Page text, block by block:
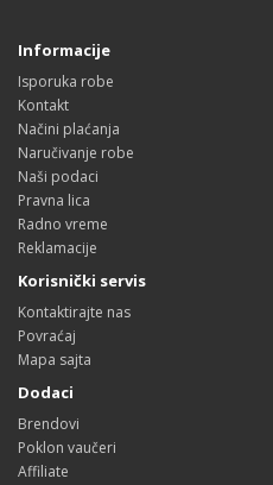
Informacije
Isporuka robe
Kontakt
Načini plaćanja
Naručivanje robe
Naši podaci
Pravna lica
Radno vreme
Reklamacije
Korisnički servis
Kontaktirajte nas
Povraćaj
Mapa sajta
Dodaci
Brendovi
Poklon vaučeri
Affiliate